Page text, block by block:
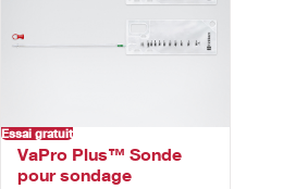
contact avec la sonde.
La combinaison de l'embout protecteur
rend le système No Touch et facile à
Conçue avec des œillets arrondis lisses
de l’utilisation à l’insertion et au retrait
Emballage conçu avec une orifice pour
Essai gratuit
VaPro Plus™ Sonde
pour sondage